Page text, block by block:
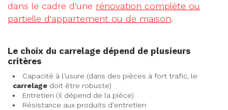
dans le cadre d'une rénovation complète ou
partielle d'appartement ou de maison.
Le choix du carrelage dépend de plusieurs
critères
Capacité à l'usure (dans des pièces à fort trafic, le
carrelage doit être robuste)
Entretien (il dépend de la pièce)
Résistance aux produits d'entretien